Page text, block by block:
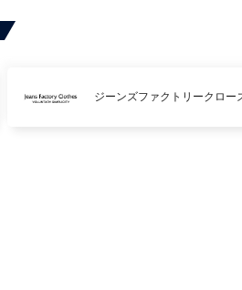
ジーンズファクトリークロー